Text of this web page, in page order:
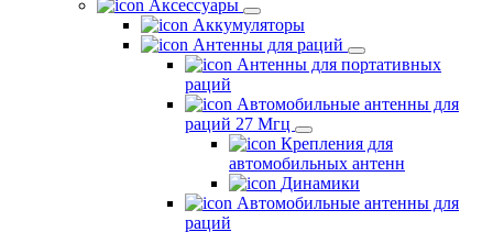
Аксессуары
Аккумуляторы
Антенны для раций
Антенны для портативных
раций
Автомобильные антенны для
раций 27 Мгц
Крепления для
автомобильных антенн
Динамики
Автомобильные антенны для
раций